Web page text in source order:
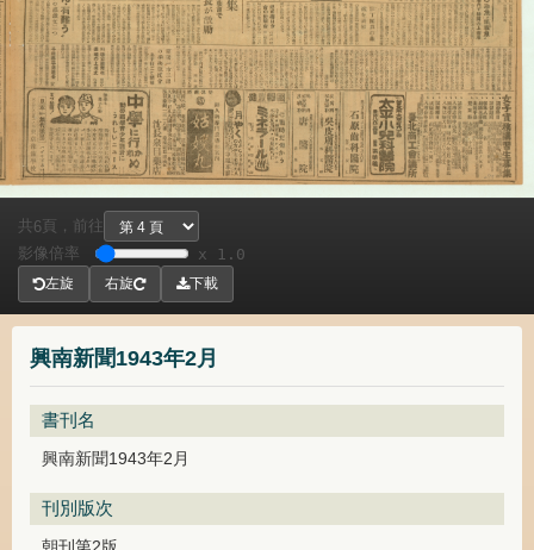
興南新聞1943年2月
書刊名
興南新聞1943年2月
刊別版次
共 6頁， 前往
影像倍率
x 1.0
左旋 右旋 下載